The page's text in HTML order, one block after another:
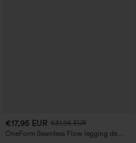
€17,95 EUR €31,95 EUR
OneForm Seamless Flow legging de